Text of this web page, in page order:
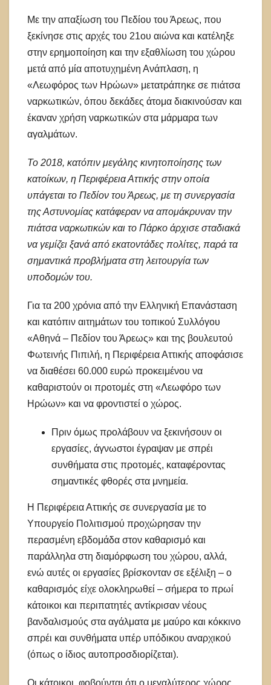
Με την απαξίωση του Πεδίου του Άρεως, που
ξεκίνησε στις αρχές του 21ου αιώνα και κατέληξε
στην ερημοποίηση και την εξαθλίωση του χώρου
μετά από μία αποτυχημένη Ανάπλαση, η
«Λεωφόρος των Ηρώων» μετατράπηκε σε πιάτσα
ναρκωτικών, όπου δεκάδες άτομα διακινούσαν και
έκαναν χρήση ναρκωτικών στα μάρμαρα των
αγαλμάτων.
Το 2018, κατόπιν μεγάλης κινητοποίησης των
κατοίκων, η Περιφέρεια Αττικής στην οποία
υπάγεται το Πεδίον του Άρεως, με τη συνεργασία
της Αστυνομίας κατάφεραν να απομάκρυναν την
πιάτσα ναρκωτικών και το Πάρκο άρχισε σταδιακά
να γεμίζει ξανά από εκατοντάδες πολίτες, παρά τα
σημαντικά προβλήματα στη λειτουργία των
υποδομών του.
Για τα 200 χρόνια από την Ελληνική Επανάσταση
και κατόπιν αιτημάτων του τοπικού Συλλόγου
«Αθηνά – Πεδίον του Άρεως» και της βουλευτού
Φωτεινής Πιπιλή, η Περιφέρεια Αττικής αποφάσισε
να διαθέσει 60.000 ευρώ προκειμένου να
καθαριστούν οι προτομές στη «Λεωφόρο των
Ηρώων» και να φροντιστεί ο χώρος.
Πριν όμως προλάβουν να ξεκινήσουν οι
εργασίες, άγνωστοι έγραψαν με σπρέι
συνθήματα στις προτομές, καταφέροντας
σημαντικές φθορές στα μνημεία.
Η Περιφέρεια Αττικής σε συνεργασία με το
Υπουργείο Πολιτισμού προχώρησαν την
περασμένη εβδομάδα στον καθαρισμό και
παράλληλα στη διαμόρφωση του χώρου, αλλά,
ενώ αυτές οι εργασίες βρίσκονταν σε εξέλιξη – ο
καθαρισμός είχε ολοκληρωθεί – σήμερα το πρωί
κάτοικοι και περιπατητές αντίκρισαν νέους
βανδαλισμούς στα αγάλματα με μαύρο και κόκκινο
σπρέι και συνθήματα υπέρ υπόδικου αναρχικού
(όπως ο ίδιος αυτοπροσδιορίζεται).